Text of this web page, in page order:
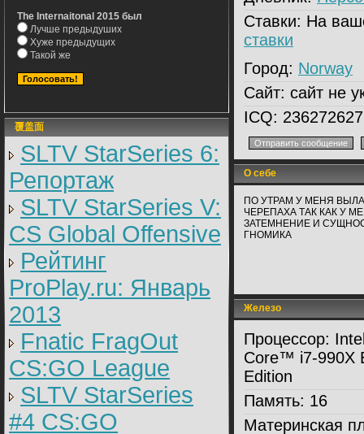
The Internaitonal 2015 был
Лучше предыдуших
Хуже предыдущих
Такой же
覆盖面
SLTV StarSeries 6:
Репортаж
SLTV StarSeries V:
CS Global Offensive
Рейтинг
ProPlay.ru: Январь
2013
Fnatic FragOut
CS:GO League
SLTV StarSeries
#4 CS:GO
Ставки: На
ставки
Город: Norway
Сайт: сайт не
ICQ: 236272627
О себе
ПО УТРАМ У МЕНЯ
ЧЕРЕПАХА ТАК КАК У
ЗАТЕМНЕНИЕ И
ГНОМИКА
Железо
Процессор:
Core™ i7-990X
Edition
Память: 16
Материнская